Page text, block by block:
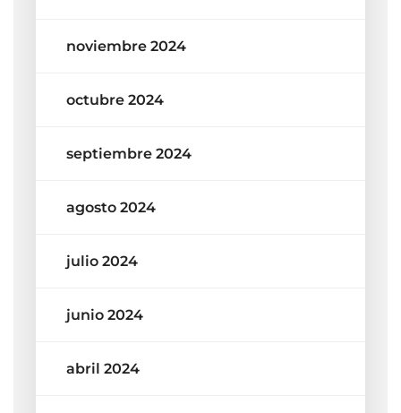
noviembre 2024
octubre 2024
septiembre 2024
agosto 2024
julio 2024
junio 2024
abril 2024